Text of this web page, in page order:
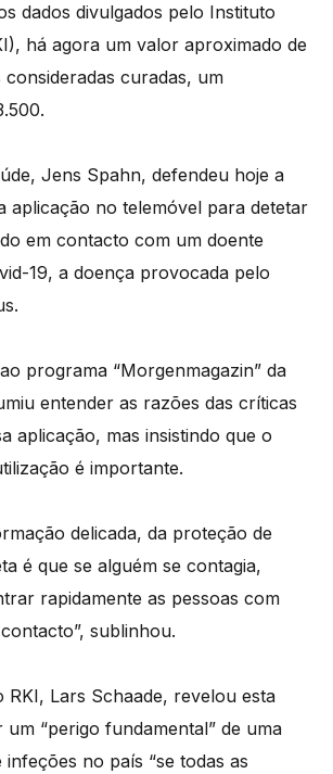
dados divulgados pelo Instituto
há agora um valor aproximado de
consideradas curadas, um
Jens Spahn, defendeu hoje a
aplicação no telemóvel para detetar
em contacto com um doente
19, a doença provocada pelo
programa “Morgenmagazin” da
entender as razões das críticas
aplicação, mas insistindo que o
é importante.
delicada, da proteção de
é que se alguém se contagia,
rapidamente as pessoas com
sublinhou.
RKI, Lars Schaade, revelou esta
“perigo fundamental” de uma
infeções no país “se todas as